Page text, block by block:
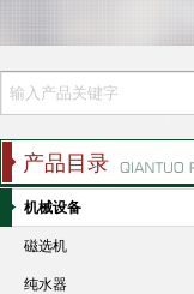
产品目录
机械设备
磁选机
纯水器